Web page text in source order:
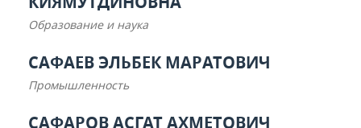
Образование и наука
САФАЕВ ЭЛЬБЕК МАРАТОВИЧ
Промышленность
САФАРОВ АСГАТ АХМЕТОВИЧ